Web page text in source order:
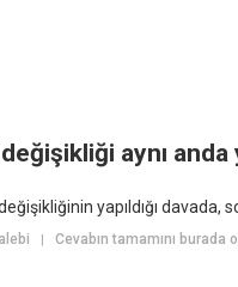
aynı anda
yapıldığı
Cevabın tamamını burada